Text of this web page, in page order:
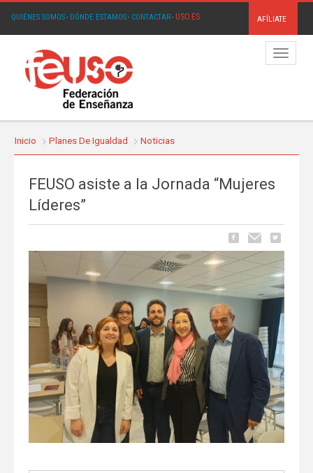
QUIÉNES SOMOS· DÓNDE ESTAMOS· CONTACTAR· USO.ES AFÍLIATE
Menú
Inicio Planes De Igualdad Noticias
FEUSO asiste a la Jornada “Mujeres
Líderes”